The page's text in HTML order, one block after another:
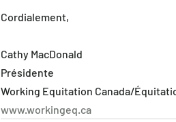
Cordialement,
Cathy MacDonald
Présidente
Working Equitation Canada/
www.workingeq.ca